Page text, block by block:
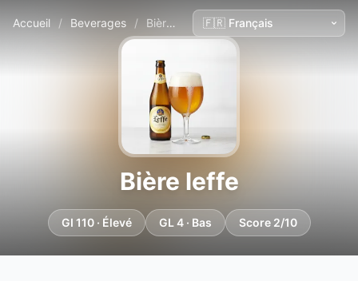
Accueil / Beverages / Bière leffe
Bière leffe
GI 110 · Élevé GL 4 · Bas Score 2/10